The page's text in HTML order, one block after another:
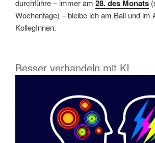
durchführe – immer am 28. des Monats
Wochentage) – bleibe ich am Ball und im
KollegInnen.
Besser verhandeln mit KI